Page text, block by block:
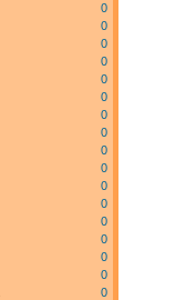
0
0
0
0
0
0
0
0
0
0
0
0
0
0
0
0
0